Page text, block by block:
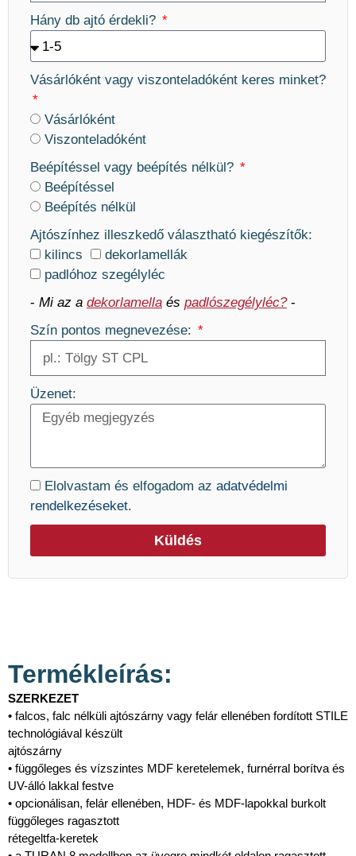
Hány db ajtó érdekli?
Vásárlóként vagy viszonteladóként keres minket?
Vásárlóként
Viszonteladóként
Beépítéssel vagy beépítés nélkül?
Beépítéssel
Beépítés nélkül
Ajtószínhez illeszkedő választható kiegészítők:
kilincs
dekorlamellák
padlóhoz szegélyléc
- Mi az a dekorlamella és padlószegélyléc?-
Szín pontos megnevezése:
Üzenet:
Elolvastam és elfogadom az adatvédelmi
rendelkezéseket.
Küldés
Termékleírás:
SZERKEZET
• falcos, falc nélküli ajtószárny vagy felár ellenében fordított STILE
technológiával készült
ajtószárny
• függőleges és vízszintes MDF keretelemek, furnérral borítva és
UV-álló lakkal festve
• opcionálisan, felár ellenében, HDF- és MDF-lapokkal burkolt
függőleges ragasztott
rétegeltfa-keretek